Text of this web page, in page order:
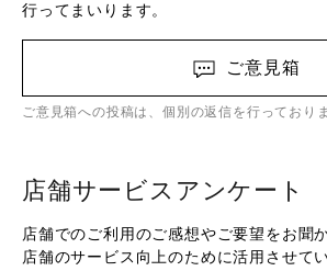
行ってまいります。
ご意見箱
ご意見箱への投稿は、個別の返信を行っており
店舗サービスアンケート
店舗でのご利用のご感想やご要望をお聞
店舗のサービス向上のために活用させて